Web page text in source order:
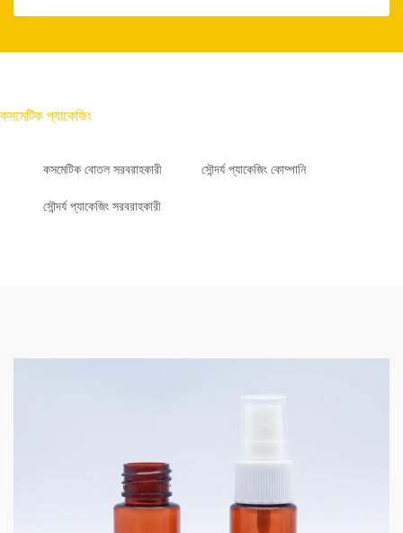
কসমেটিক প্যাকেজিং
কসমেটিক বোতল সরবরাহকারী সৌন্দর্য প্যাকেজিং কোম্পানি
সৌন্দর্য প্যাকেজিং সরবরাহকারী